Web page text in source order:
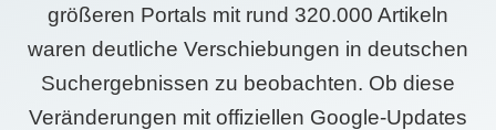
größeren Portals mit rund 320.000 Artikeln
waren deutliche Verschiebungen in deutschen
Suchergebnissen zu beobachten. Ob diese
Veränderungen mit offiziellen Google-Updates